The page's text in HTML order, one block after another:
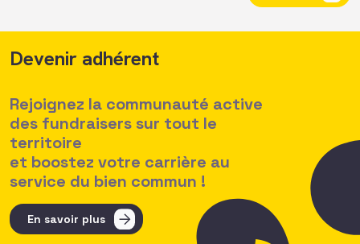
Devenir adhérent
Rejoignez la communauté active
des fundraisers sur tout le
territoire
et boostez votre carrière au
service du bien commun !
En savoir plus